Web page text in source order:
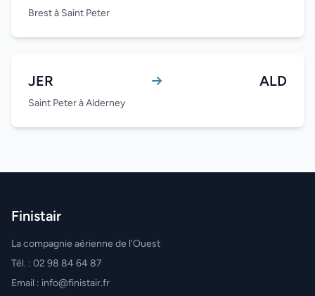
Brest à Saint Peter
JER ALD
Saint Peter à Alderney
Finistair
La compagnie aérienne de l'Ouest
Tél. : 02 98 84 64 87
Email : info@finistair.fr